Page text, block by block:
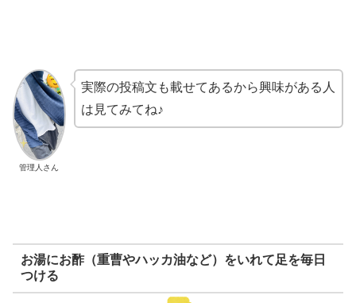
管理人さん
実際の投稿文も載せてあるから興味がある人
は見てみてね♪
お湯にお酢（重曹やハッカ油など）をいれて足を毎日
つける